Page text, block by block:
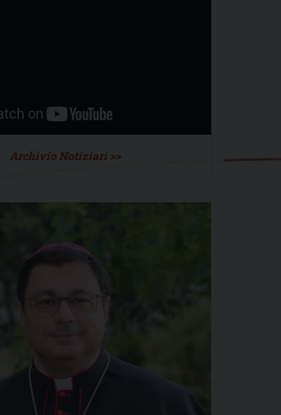
Archivio Notiziari >>